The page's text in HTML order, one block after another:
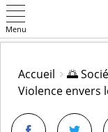
Menu
Accueil 🌅
Violence envers